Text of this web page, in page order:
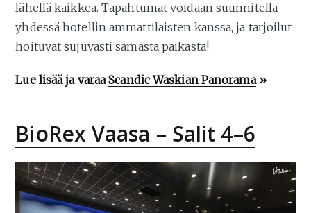
lähellä kaikkea. Tapahtumat voidaan suunnitella
yhdessä hotellin ammattilaisten kanssa, ja tarjoilut
hoituvat sujuvasti samasta paikasta!
Lue lisää ja varaaScandic Waskian Panorama»
BioRex Vaasa – Salit 4–6